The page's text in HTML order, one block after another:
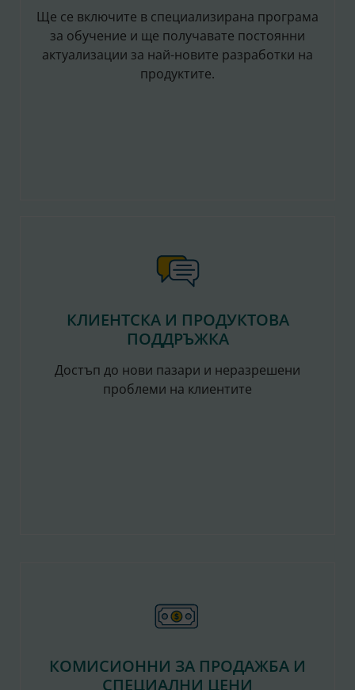
Ще се включите в специализирана програма
за обучение и ще получавате постоянни
актуализации за най-новите разработки на
продуктите.
КЛИЕНТСКА И ПРОДУКТОВА
ПОДДРЪЖКА
Достъп до нови пазари и неразрешени
проблеми на клиентите
КОМИСИОННИ ЗА ПРОДАЖБА И
СПЕЦИАЛНИ ЦЕНИ